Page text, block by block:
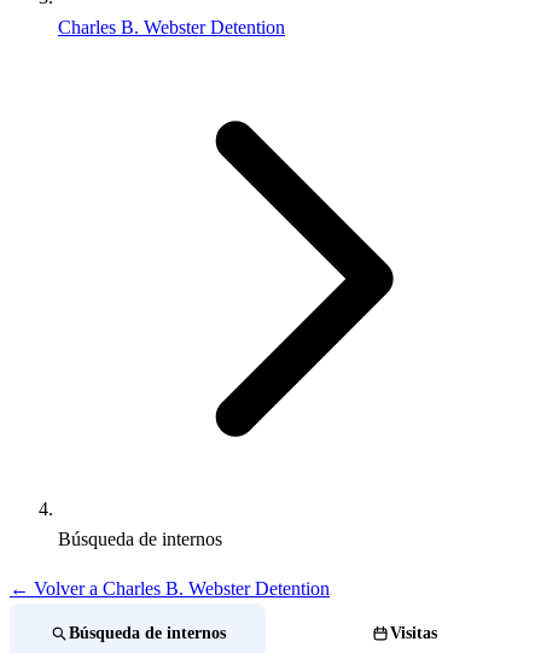
Charles B. Webster Detention
Búsqueda de internos
← Volver a Charles B. Webster Detention
Búsqueda de internos Visitas